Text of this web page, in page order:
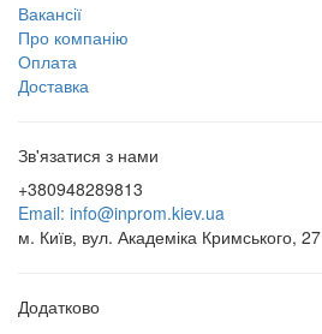
Вакансії
Про компанію
Оплата
Доставка
Зв'язатися з нами
+380948289813
Email: info@inprom.kiev.ua
м. Київ, вул. Академіка Кримського, 27
Додатково